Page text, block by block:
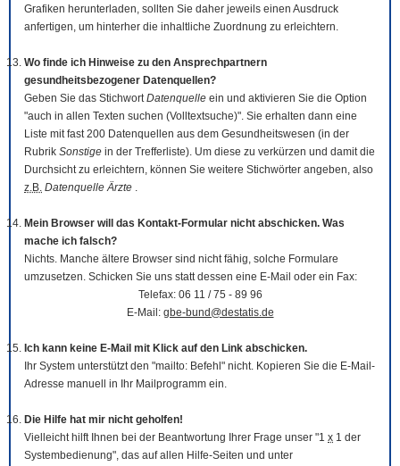
Grafiken herunterladen, sollten Sie daher jeweils einen Ausdruck
anfertigen, um hinterher die inhaltliche Zuordnung zu erleichtern.
Wo finde ich Hinweise zu den Ansprechpartnern
gesundheitsbezogener Datenquellen?
Geben Sie das StichwortDatenquelle ein und aktivieren Sie die Option
"auch in allen Texten suchen (Volltextsuche)". Sie erhalten dann eine
Liste mit fast 200 Datenquellen aus dem Gesundheitswesen (in der
Rubrik Sonstige in der Trefferliste). Um diese zu verkürzen und damit die
Durchsicht zu erleichtern, können Sie weitere Stichwörter angeben, also
z.B. Datenquelle Ärzte .
Mein Browser will das Kontakt-Formular nicht abschicken. Was
mache ich falsch?
Nichts. Manche ältere Browser sind nicht fähig, solche Formulare
umzusetzen. Schicken Sie uns statt dessen eine E-Mail oder ein Fax:
Telefax: 06 11 / 75 - 89 96
E-Mail: gbe-bund@destatis.de
Ich kann keine E-Mail mit Klick auf den Link abschicken.
Ihr System unterstützt den "mailto: Befehl" nicht. Kopieren Sie die E-Mail-
Adresse manuell in Ihr Mailprogramm ein.
Die Hilfe hat mir nicht geholfen!
Vielleicht hilft Ihnen bei der Beantwortung Ihrer Frage unser "1 x 1 der
Systembedienung", das auf allen Hilfe-Seiten und unter